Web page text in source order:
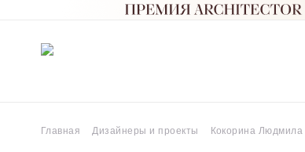
Главная Дизайнеры и проекты Кокорина Людмила